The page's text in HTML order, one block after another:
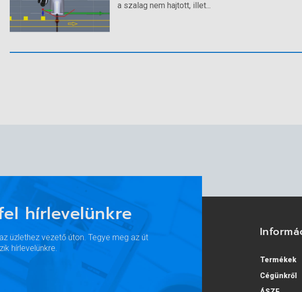
a szalag nem hajtott, illet...
hírlevelünkre
üzlethez vezető úton. Tegye meg az út
hírlevelünkre.
Termékek
Cégünkről